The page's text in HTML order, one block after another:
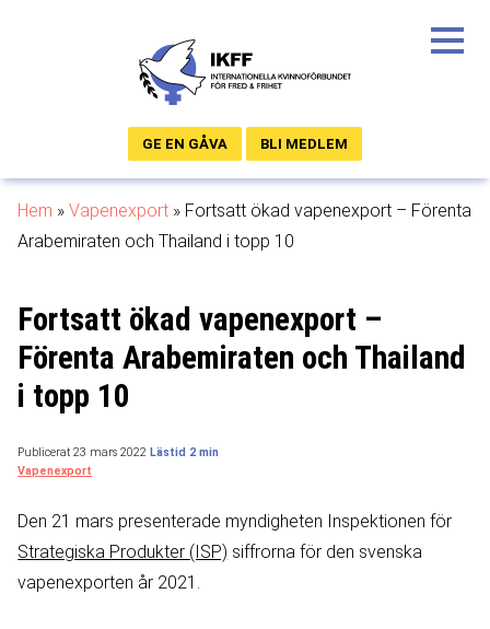
BLI MEDLEM
GE EN GÅVA
Hem » Vapenexport » Fortsatt ökad vapenexport – Förenta
Arabemiraten och Thailand i topp 10
Fortsatt ökad vapenexport –
Förenta Arabemiraten och Thailand
i topp 10
Publicerat 23 mars 2022
Vapenexport
Den 21 mars presenterade myndigheten Inspektionen för
Strategiska Produkter (ISP) siffrorna för den svenska
vapenexporten år 2021.